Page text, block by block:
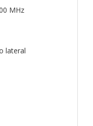
MHz
lateral